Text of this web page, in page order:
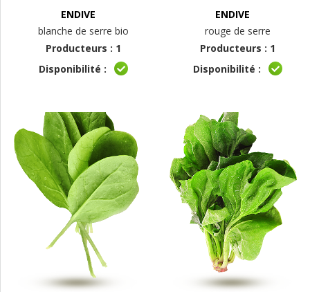
ENDIVE
blanche de serre bio
Producteurs : 1
Disponibilité :
ENDIVE
rouge de serre
Producteurs : 1
Disponibilité :